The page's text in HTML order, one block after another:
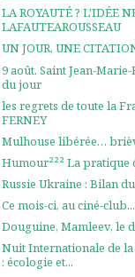
LA ROYAUTÉ ? L'IDÉE
LAFAUTEAROUSSEAU
UN JOUR, UNE
9 août. Saint Jean-
du jour
les regrets de toute la
FERNEY
Mulhouse libérée…
Humour²²² La pratique
Russie Ukraine : Bilan
Ce mois-ci, au ciné-club...
Douguine, Mamleev, le
Nuit Internationale de la
: écologie et...